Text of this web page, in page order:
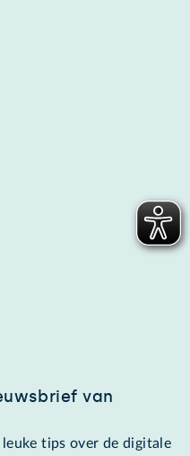
van
tips over de digitale